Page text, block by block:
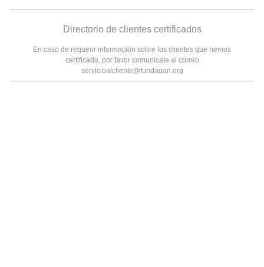
Directorio de clientes certificados
En caso de requerir información sobre los clientes que hemos
certificado, por favor comunicate al correo
servicioalcliente@fundagan.org